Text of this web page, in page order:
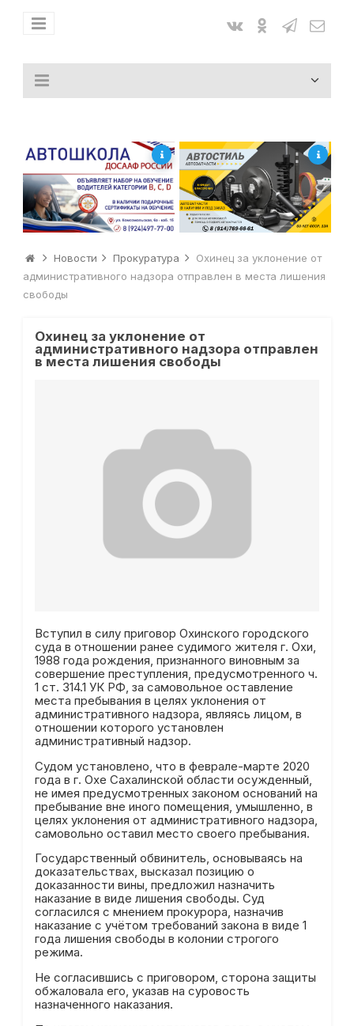
Новости Прокуратура
Охинец за уклонение от
административного надзора отправлен в места лишения
свободы
Охинец за уклонение от
административного надзора отправлен
в места лишения свободы
Вступил в силу приговор Охинского городского
суда в отношении ранее судимого жителя г. Охи,
1988 года рождения, признанного виновным за
совершение преступления, предусмотренного ч.
1 ст. 314.1 УК РФ, за самовольное оставление
места пребывания в целях уклонения от
административного надзора, являясь лицом, в
отношении которого установлен
административный надзор.
Судом установлено, что в феврале-марте 2020
года в г. Охе Сахалинской области осужденный,
не имея предусмотренных законом оснований на
пребывание вне иного помещения, умышленно, в
целях уклонения от административного надзора,
самовольно оставил место своего пребывания.
Государственный обвинитель, основываясь на
доказательствах, высказал позицию о
доказанности вины, предложил назначить
наказание в виде лишения свободы. Суд
согласился с мнением прокурора, назначив
наказание с учётом требований закона в виде 1
года лишения свободы в колонии строгого
режима.
Не согласившись с приговором, сторона защиты
обжаловала его, указав на суровость
назначенного наказания.